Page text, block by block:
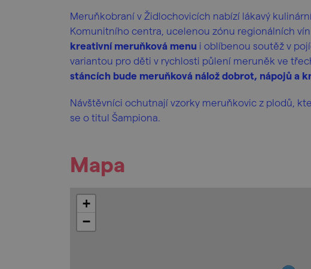
Meruňkobraní v Židlochovicích nabízí lákavý
Komunitního centra, ucelenou zónu regionálních
kreativní meruňková menu i oblíbenou soutěž v
variantou pro děti v rychlosti půlení meruněk ve
stáncích bude meruňková nálož dobrot, nápojů a
Návštěvníci ochutnají vzorky meruňkovic z plodů,
se o titul Šampiona.
Mapa
+
−